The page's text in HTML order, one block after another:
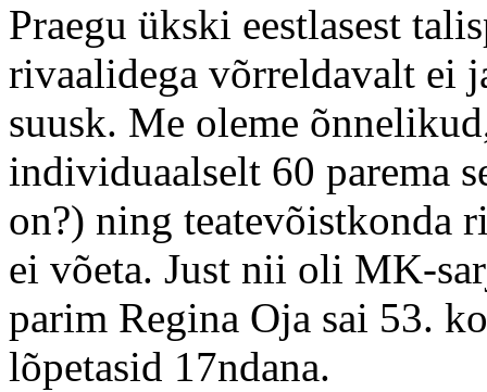
Praegu ükski eestlasest
rivaalidega võrreldavalt ei
suusk. Me oleme
individuaalselt 60 parema
on?) ning teatevõistkonda
ei võeta. Just nii oli MK-
parim Regina Oja sai 53.
lõpetasid 17ndana.